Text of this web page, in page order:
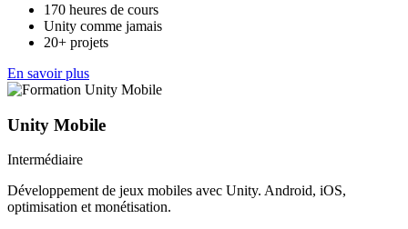
170 heures de cours
Unity comme jamais
20+ projets
En savoir plus
Unity Mobile
Intermédiaire
Développement de jeux mobiles avec Unity. Android, iOS,
optimisation et monétisation.